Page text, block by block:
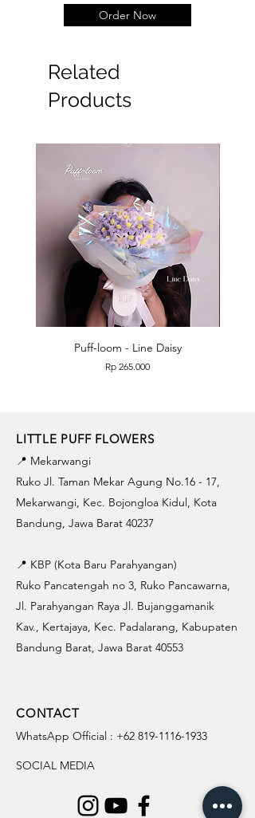
Order Now
Related
Products
Puff-loom - Line Daisy
Price
Rp 265.000
LITTLE PUFF FLOWERS
📍 Mekarwangi
Ruko Jl. Taman Mekar Agung No.16 - 17,
Mekarwangi, Kec. Bojongloa Kidul, Kota
Bandung, Jawa Barat 40237
📍 KBP (Kota Baru Parahyangan)
Ruko Pancatengah no 3, Ruko Pancawarna,
Jl. Parahyangan Raya Jl. Bujanggamanik
Kav., Kertajaya, Kec. Padalarang, Kabupaten
Bandung Barat, Jawa Barat 40553
CONTACT
WhatsApp Official : +62 819-1116-1933
SOCIAL MEDIA